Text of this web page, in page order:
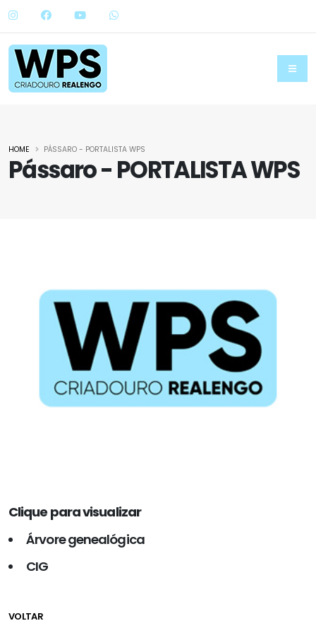
Pássaro - PORTALISTA WPS
HOME PÁSSARO - PORTALISTA WPS
Clique para visualizar
Árvore genealógica
CIG
VOLTAR